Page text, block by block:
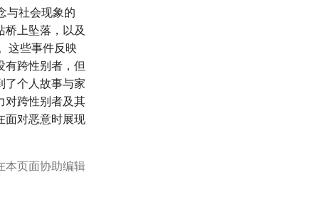
与社会现象的
上坠落，以及
这些事件反映
有跨性别者，但
了个人故事与家
对跨性别者及其
面对恶意时展现
本页面协助编辑